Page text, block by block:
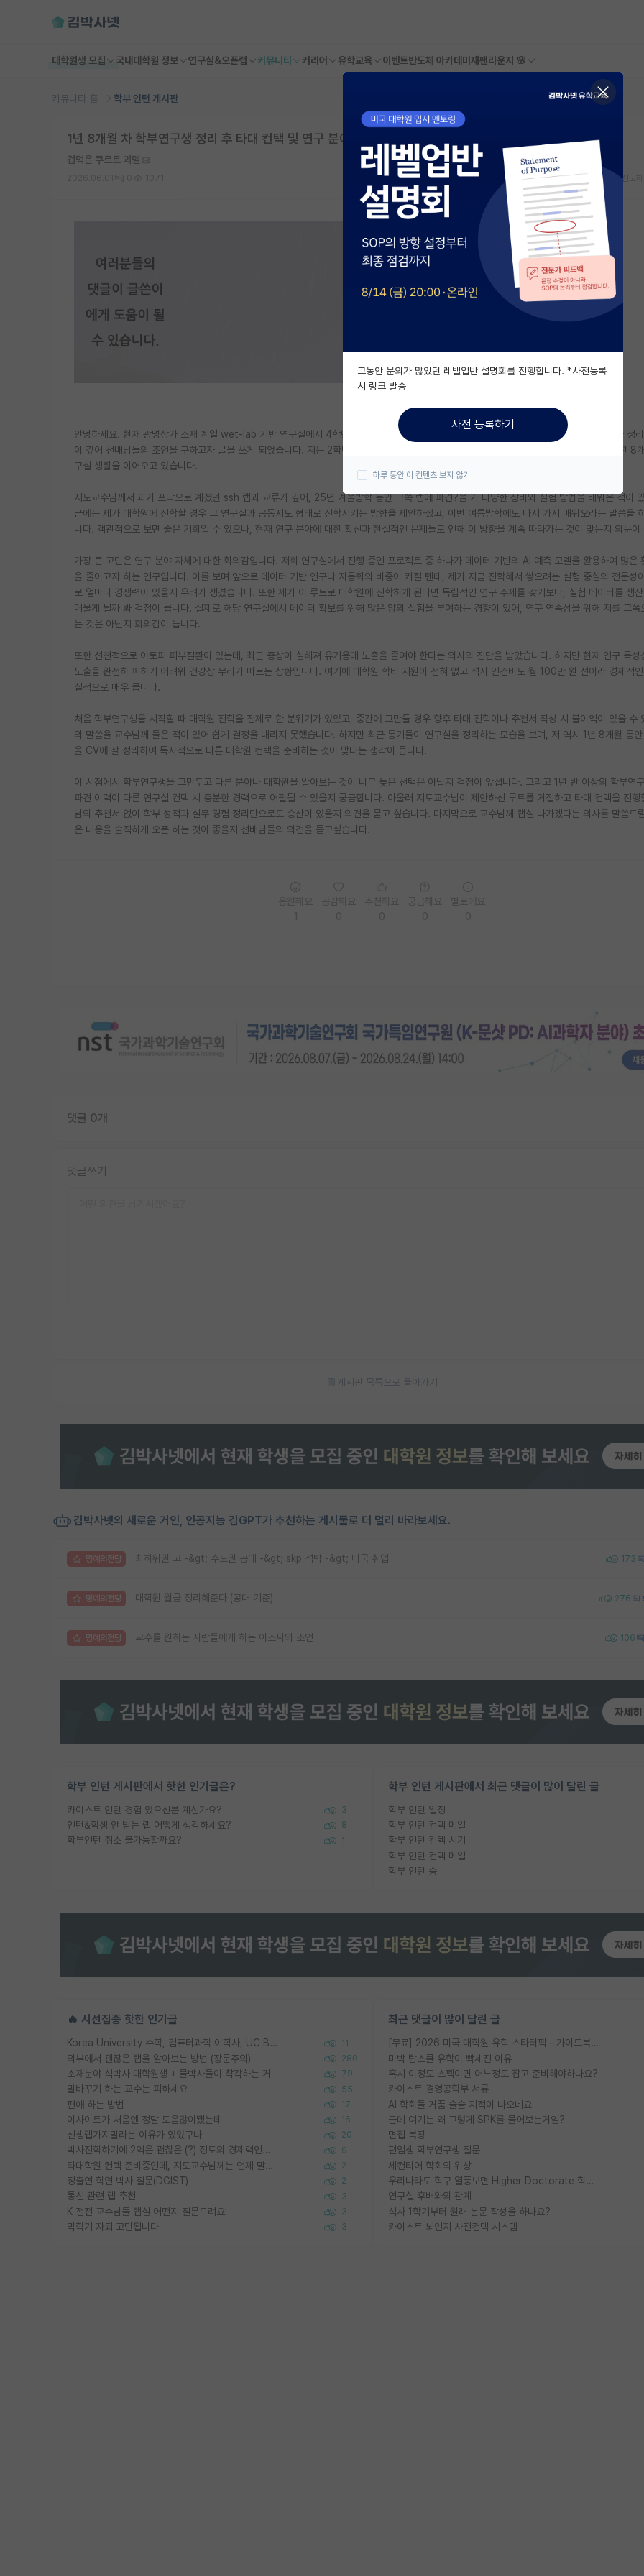
대학원생 모집 국내대학원 정보 연구실&오픈랩 커뮤니티 커리어 유학교육 이벤트반도체 아카데미 재팬라운지 🌸
커뮤니티 홈 학부 인턴 게시판
1년 8개월 차 학부연구생 정리 후 타대 컨택 및 연구 분야 변경
겁먹은 쿠르트 괴델
스크랩 신고
안녕하세요. 현재 광명상가 소재 계열 wet-lab 기반 연구실에서 4학년 1학기 재학 중인 학부생입니다. 대학원 진학과 현재 학부연구생 생활을 정
이 깊어 선배님들의 조언을 구하고자 글을 쓰게 되었습니다. 저는 2학년 2학기 때부터 현재 연구실에서 학부연구생을 시작하여 지금까지 약 1년 8
구실 생활을 이어오고 있습니다.
지도교수님께서 과거 포닥으로 계셨던 ssh 랩과 교류가 깊어, 25년 겨울방학 동안 그쪽 랩에 파견?을 가 다양한 장비와 실험 방법을 배워온 적이
근에는 제가 대학원에 진학할 경우 그 연구실과 공동지도 형태로 진학시키는 방향을 제안하셨고, 이번 여름방학에도 다시 가서 배워오라는 말씀을
니다. 객관적으로 보면 좋은 기회일 수 있으나, 현재 연구 분야에 대한 확신과 현실적인 문제들로 인해 이 방향을 계속 따라가는 것이 맞는지 의문이
가장 큰 고민은 연구 분야 자체에 대한 회의감입니다. 저희 연구실에서 진행 중인 프로젝트 중 하나가 데이터 기반의 AI 예측 모델을 활용하여 많은
을 줄이고자 하는 연구입니다. 이를 보며 앞으로 데이터 기반 연구나 자동화의 비중이 커질 텐데, 제가 지금 진학해서 쌓으려는 실험 중심의 전문성
로 얼마나 경쟁력이 있을지 우려가 생겼습니다. 또한 제가 이 루트로 대학원에 진학하게 된다면 독립적인 연구 주제를 갖기보다, 실험 데이터를 생
머물게 될까 봐 걱정이 큽니다. 실제로 해당 연구실에서 데이터 확보를 위해 많은 양의 실험을 부여하는 경향이 있어, 연구 연속성을 위해 저를 그쪽
는 것은 아닌지 회의감이 듭니다.
또한 선천적으로 아토피 피부질환이 있는데, 최근 증상이 심해져 유기용매 노출을 줄여야 한다는 의사의 진단을 받았습니다. 하지만 현재 연구 특성
노출을 완전히 피하기 어려워 건강상 무리가 따르는 상황입니다. 여기에 대학원 학비 지원이 전혀 없고 석사 인건비도 월 100만 원 선이라 경제적
실적으로 매우 큽니다.
처음 학부연구생을 시작할 때 대학원 진학을 전제로 한 분위기가 있었고, 중간에 그만둘 경우 향후 타대 진학이나 추천서 작성 시 불이익이 있을 수
의 말씀을 교수님께 들은 적이 있어 쉽게 결정을 내리지 못했습니다. 하지만 최근 동기들이 연구실을 정리하는 모습을 보며, 저 역시 1년 8개월 동
을 CV에 잘 정리하여 독자적으로 다른 대학원 컨택을 준비하는 것이 맞다는 생각이 듭니다.
이 시점에서 학부연구생을 그만두고 다른 분야나 대학원을 알아보는 것이 너무 늦은 선택은 아닐지 걱정이 앞섭니다. 그리고 1년 반 이상의 학부연
파견 이력이 다른 연구실 컨택 시 충분한 경력으로 어필될 수 있을지 궁금합니다. 아울러 지도교수님이 제안하신 루트를 거절하고 타대 컨택을 진행
님의 추천서 없이 학부 성적과 실무 경험 정리만으로도 승산이 있을지 의견을 묻고 싶습니다. 마지막으로 교수님께 랩실 나가겠다는 의사를 말씀드
은 내용을 솔직하게 오픈 하는 것이 좋을지 선배님들의 의견을 듣고싶습니다.
댓글 0개
댓글쓰기
게시판 목록으로 돌아가기
김박사넷의 새로운 거인, 인공지능 김GPT가 추천하는 게시물로 더 멀리 바라보세요.
명예의전당 최하위권 고 -&gt; 수도권 공대 -&gt; skp 석박 -&gt; 미국 취업 173
명예의전당 대학원 월급 정리해준다 (공대 기준) 276
명예의전당 교수를 원하는 사람들에게 하는 아조씨의 조언 106
학부 인턴 게시판에서 핫한 인기글은?
카이스트 인턴 경험 있으신분 계신가요? 3
인턴&학생 안 받는 랩 어떻게 생각하세요? 8
학부인턴 취소 불가능할까요? 1
학부 인턴 게시판에서 최근 댓글이 많이 달린 글
학부 인턴 일정
학부 인턴 컨택 메일
학부 인턴 컨텍 시기
학부 인턴 컨택 메일
학부 인턴 중
🔥 시선집중 핫한 인기글
Korea University 수학, 컴퓨터과학 이학사, UC Berkeley 산업공학 대학원 공학박사가 되는 것은 쉽지 않겠죠? 11
외부에서 괜찮은 랩을 알아보는 방법 (장문주의) 280
소재분야 석박사 대학원생 + 물박사들이 착각하는 거 79
말바꾸기 하는 교수는 피하세요 55
편애 하는 방법 17
이사이트가 처음엔 정말 도움많이됐는데 16
신생랩가지말라는 이유가 있었구나 20
박사진학하기에 2억은 괜찮은 (?) 정도의 경제력인가요 9
타대학원 컨텍 준비중인데, 지도교수님께는 언제 말씀드려야 할까요? 2
정출연 학연 박사 질문(DGIST) 2
통신 관련 랩 추천 3
K 전전 교수님들 랩실 어떤지 질문드려요! 3
막학기 자퇴 고민됩니다 3
최근 댓글이 많이 달린 글
[무료] 2026 미국 대학원 유학 스타터팩 - 가이드북 & 합격자 컨택메일 템플릿
미박 탑스쿨 유학이 빡세진 이유
혹시 이정도 스펙이면 어느정도 잡고 준비해야하나요?
카이스트 경영공학부 서류
AI 학회들 거품 슬슬 지적이 나오네요
근데 여기는 왜 그렇게 SPK를 물어보는거임?
면접 복장
편입생 학부연구생 질문
세컨티어 학회의 위상
우리나라도 학구 열풍보면 Higher Doctorate 학위가 필요하다고 봅니다.
연구실 후배와의 관계
석사 1학기부터 원래 논문 작성을 하나요?
카이스트 뇌인지 사전컨택 시스템
그동안 문의가 많았던 레벨업반 설명회를 진행합니다. *사전등록
시 링크 발송
사전 등록하기
하루 동안 이 컨텐츠 보지 않기